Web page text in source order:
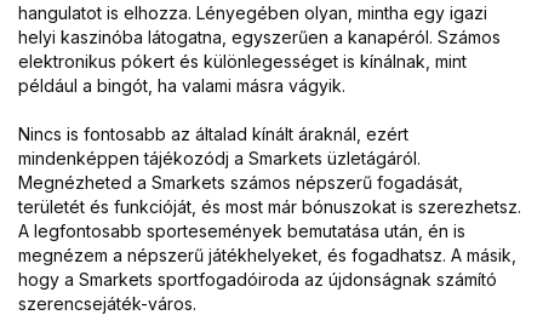
hangulatot is elhozza. Lényegében olyan, mintha egy igazi
helyi kaszinóba látogatna, egyszerűen a kanapéról. Számos
elektronikus pókert és különlegességet is kínálnak, mint
például a bingót, ha valami másra vágyik.
Nincs is fontosabb az általad kínált áraknál, ezért
mindenképpen tájékozódj a Smarkets üzletágáról.
Megnézheted a Smarkets számos népszerű fogadását,
területét és funkcióját, és most már bónuszokat is szerezhetsz.
A legfontosabb sportesemények bemutatása után, én is
megnézem a népszerű játékhelyeket, és fogadhatsz. A másik,
hogy a Smarkets sportfogadóiroda az újdonságnak számító
szerencsejáték-város.